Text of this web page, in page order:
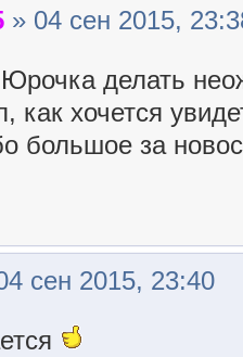
» 04 сен 2015,
делать
как хочется
большое за
сен 2015, 23:40